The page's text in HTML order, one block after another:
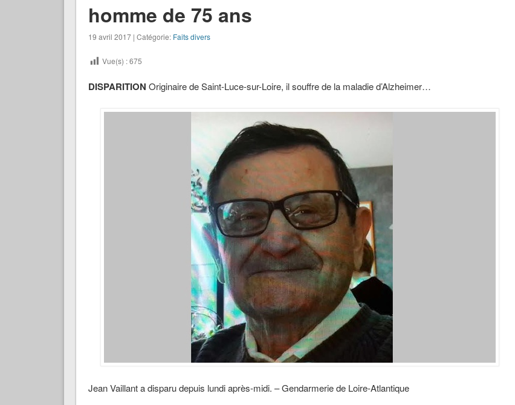
homme de 75 ans
19 avril 2017 | Catégorie: Faits divers
Vue(s) :675
DISPARITION Originaire de Saint-Luce-sur-Loire, il souffre de la maladie d’Alzheimer…
Jean Vaillant a disparu depuis lundi après-midi. – Gendarmerie de Loire-Atlantique